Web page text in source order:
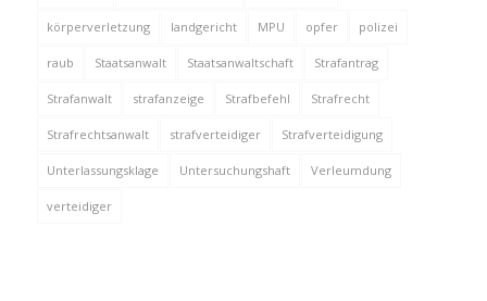
körperverletzung landgericht MPU opfer polizei
raub Staatsanwalt Staatsanwaltschaft Strafantrag
Strafanwalt strafanzeige Strafbefehl Strafrecht
Strafrechtsanwalt strafverteidiger Strafverteidigung
Unterlassungsklage Untersuchungshaft Verleumdung
verteidiger